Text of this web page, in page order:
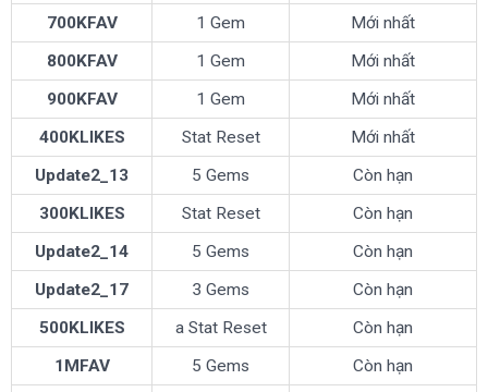
700KFAV
1 Gem
Mới nhất
800KFAV
1 Gem
Mới nhất
900KFAV
1 Gem
Mới nhất
400KLIKES
Stat Reset
Mới nhất
Update2_13
5 Gems
Còn hạn
300KLIKES
Stat Reset
Còn hạn
Update2_14
5 Gems
Còn hạn
Update2_17
3 Gems
Còn hạn
500KLIKES
a Stat Reset
Còn hạn
1MFAV
5 Gems
Còn hạn